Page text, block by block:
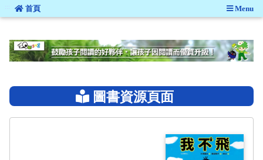
::: 首頁 Menu
圖書資源頁面